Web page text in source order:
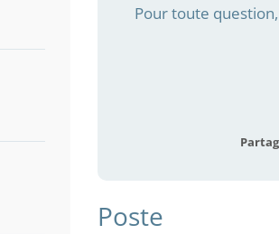
Pour toute question,
Poste